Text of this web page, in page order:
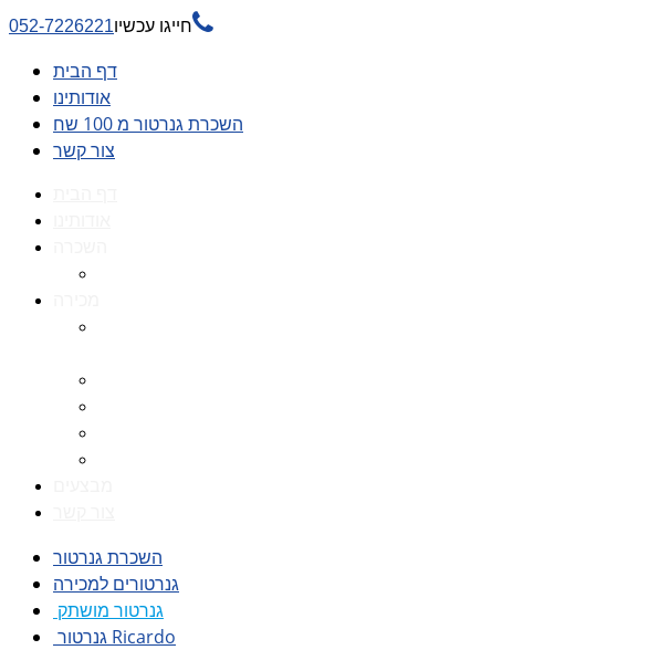
חייגו עכשיו052-7226221 
דף הבית
אודותינו
השכרת גנרטור מ 100 שח
צור קשר
השכרת גנרטור
גנרטורים למכירה
גנרטור מושתק
גנרטור Ricardo